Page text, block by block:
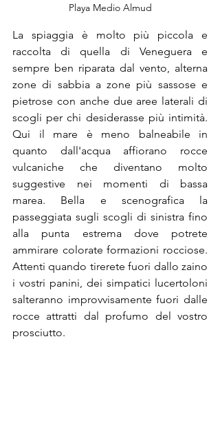
Playa Medio Almud
La spiaggia è molto più piccola e
raccolta di quella di Veneguera e
sempre ben riparata dal vento, alterna
zone di sabbia a zone più sassose e
pietrose con anche due aree laterali di
scogli per chi desiderasse più intimità.
Qui il mare è meno balneabile in
quanto dall'acqua affiorano rocce
vulcaniche che diventano molto
suggestive nei momenti di bassa
marea. Bella e scenografica la
passeggiata sugli scogli di sinistra fino
alla punta estrema dove potrete
ammirare colorate formazioni rocciose.
Attenti quando tirerete fuori dallo zaino
i vostri panini, dei simpatici lucertoloni
salteranno improvvisamente fuori dalle
rocce attratti dal profumo del vostro
prosciutto.